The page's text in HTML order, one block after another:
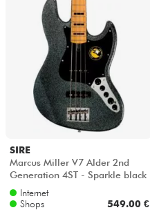
Studio
Kopfhörer
Mikros
Live-Sound
SIRE
Marcus Miller V7 Alder 2nd
Generation 4ST - Sparkle black
Internet
Shops
549.00 €